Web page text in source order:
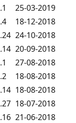
25-03-2019
18-12-2018
24-10-2018
20-09-2018
27-08-2018
18-08-2018
18-08-2018
18-07-2018
21-06-2018